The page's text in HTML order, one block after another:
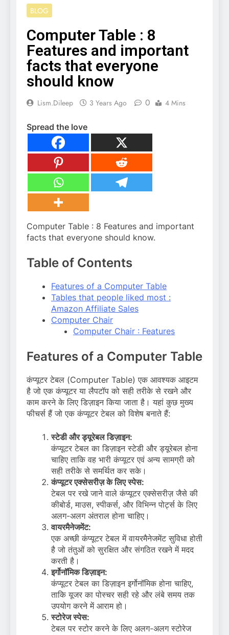
BLOG
Computer Table : 8
Features and important
facts that everyone
should know
Lism.dileep 3 Years Ago 0 4 Mins
Spread the love
Computer Table : 8 Features and important
facts that everyone should know.
Table of Contents
Features of a Computer Table
Tables that people liked most :
Amazon Affiliate Sales
Computer Chair
Computer Chair : Features
Features of a Computer Table
कंप्यूटर टेबल (Computer Table) एक आवश्यक आइटम
है जो एक कंप्यूटर या लैपटॉप को सही तरीके से रखने और
काम करने के लिए डिज़ाइन किया जाता है। यहां कुछ मुख्य
फीचर्स हैं जो एक कंप्यूटर टेबल को विशेष बनाते हैं:
स्टेडी और ड्यूरेबल डिज़ाइन:
कंप्यूटर टेबल का डिज़ाइन स्टेडी और ड्यूरेबल होना
चाहिए ताकि वह भारी कंप्यूटर एवं अन्य सामग्री को
सही तरीके से समर्थित कर सके।
कंप्यूटर एक्सेसरीज़ के लिए स्पेस:
टेबल पर रखे जाने वाले कंप्यूटर एक्सेसरीज़ जैसे की
कीबोर्ड, माउस, स्पीकर्स, और विभिन्न पोर्ट्स के लिए
अलग-अलग अंतराल होना चाहिए।
वायरमैनेजमेंट:
एक अच्छी कंप्यूटर टेबल में वायरमैनेजमेंट सुविधा होती
है जो तंतुओं को सुरक्षित और संगठित रखने में मदद
करती है।
इर्गोनॉमिक डिज़ाइन:
कंप्यूटर टेबल का डिज़ाइन इर्गोनॉमिक होना चाहिए,
ताकि यूजर का पोस्चर सही रहे और लंबे समय तक
उपयोग करने में आराम हो।
स्टोरेज स्पेस:
टेबल पर स्टोर करने के लिए अलग-अलग स्टोरेज